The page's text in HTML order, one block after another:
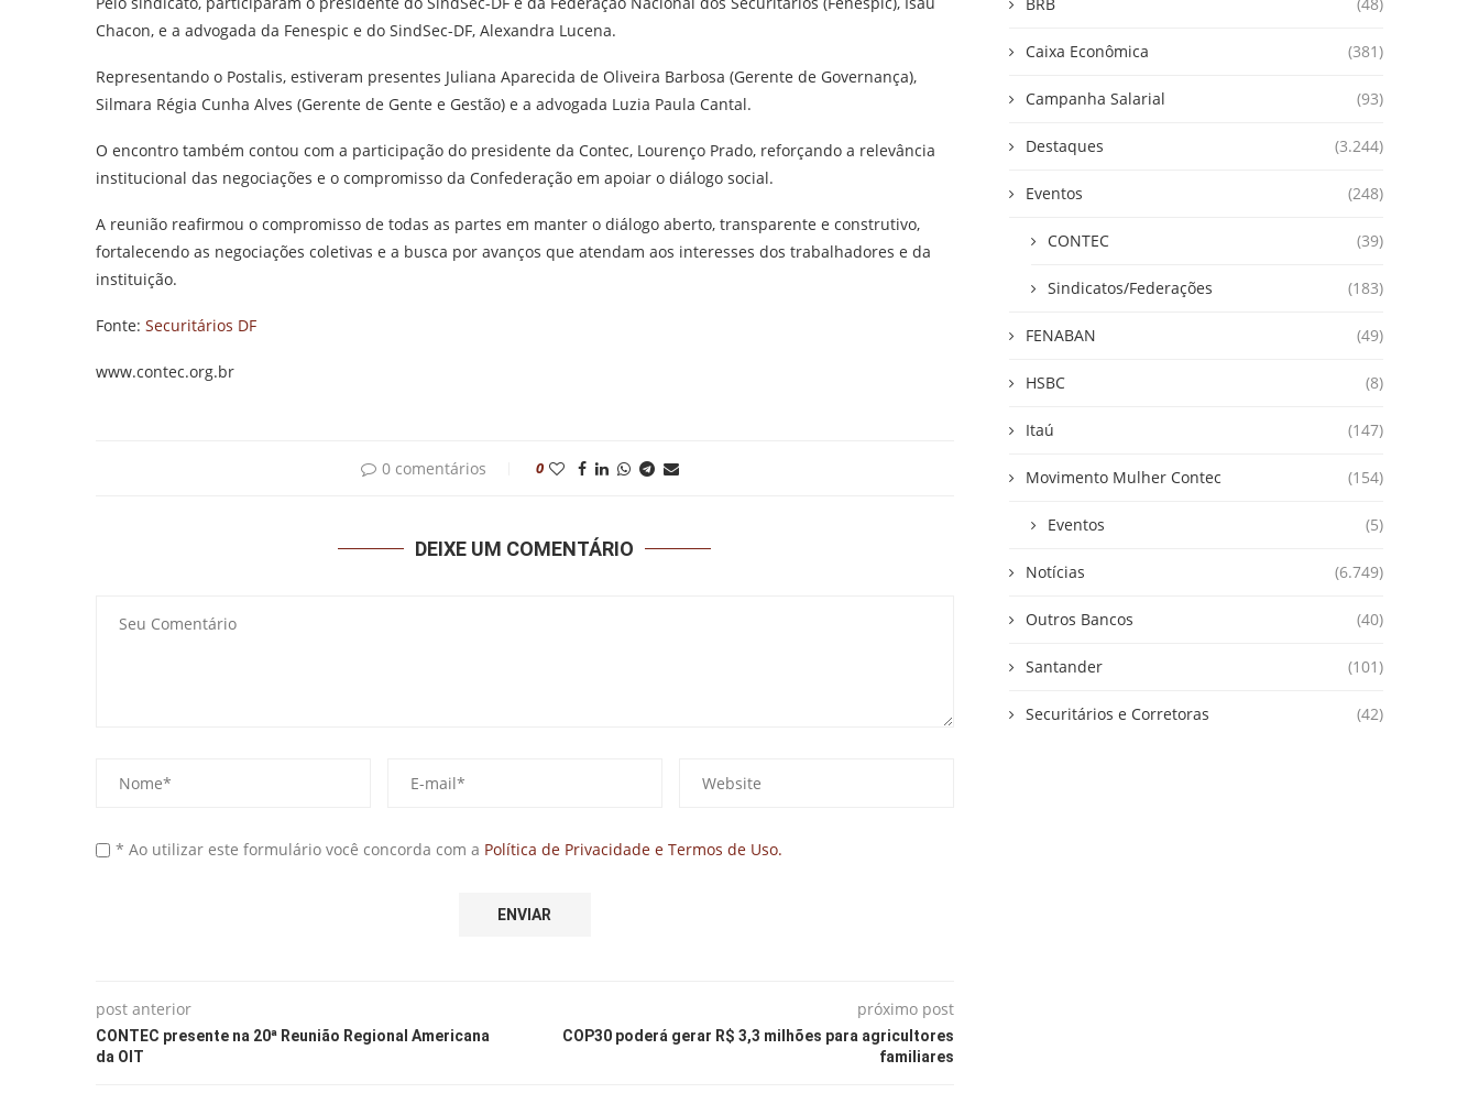
Chacon, e a advogada da Fenespic e do SindSec-DF, Alexandra Lucena.
Representando o Postalis, estiveram presentes Juliana Aparecida de Oliveira Barbosa (Gerente de Governança),
Silmara Régia Cunha Alves (Gerente de Gente e Gestão) e a advogada Luzia Paula Cantal.
O encontro também contou com a participação do presidente da Contec, Lourenço Prado, reforçando a relevância
institucional das negociações e o compromisso da Confederação em apoiar o diálogo social.
A reunião reafirmou o compromisso de todas as partes em manter o diálogo aberto, transparente e construtivo,
fortalecendo as negociações coletivas e a busca por avanços que atendam aos interesses dos trabalhadores e da
instituição.
Fonte: Securitários DF
www.contec.org.br
0 comentários 0
DEIXE UM COMENTÁRIO
* Ao utilizar este formulário você concorda com a Política de Privacidade e Termos de Uso.
post anterior
CONTEC presente na 20ª Reunião Regional Americana
da OIT
próximo post
COP30 poderá gerar R$ 3,3 milhões para agricultores
familiares
Caixa Econômica (381)
Campanha Salarial (93)
Destaques (3.244)
Eventos (248)
CONTEC (39)
Sindicatos/Federações (183)
FENABAN (49)
HSBC (8)
Itaú (147)
Movimento Mulher Contec (154)
Eventos (5)
Notícias (6.749)
Outros Bancos (40)
Santander (101)
Securitários e Corretoras (42)